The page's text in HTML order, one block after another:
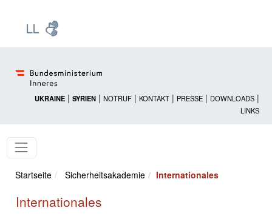
UKRAINE | SYRIEN | NOTRUF | KONTAKT | PRESSE | DOWNLOADS |
LINKS
Startseite Sicherheitsakademie Internationales
Internationales